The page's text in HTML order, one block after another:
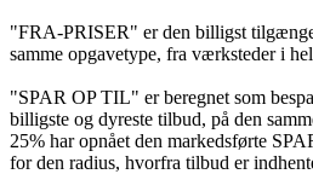
"FRA-PRISER" er den billigst
samme opgavetype, fra værksteder i
"SPAR OP TIL" er beregnet som
billigste og dyreste tilbud, på den
25% har opnået den markedsførte
for den radius, hvorfra tilbud er